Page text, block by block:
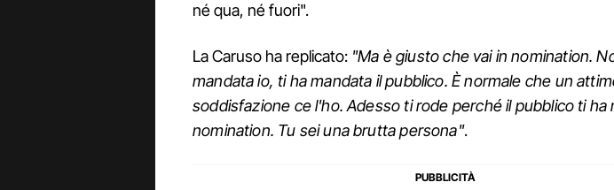
né qua, né fuori".
La Caruso ha replicato: "Ma è giusto che vai in nomination.
mandata io, ti ha mandata il pubblico. È normale che un
soddisfazione ce l'ho. Adesso ti rode perché il pubblico ti ha
nomination. Tu sei una brutta persona".